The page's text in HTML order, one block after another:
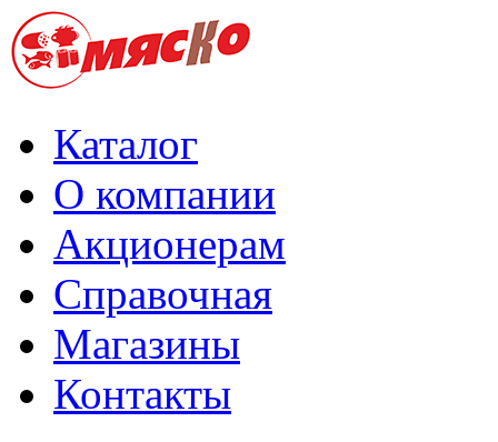
Каталог
О компании
Акционерам
Справочная
Магазины
Контакты